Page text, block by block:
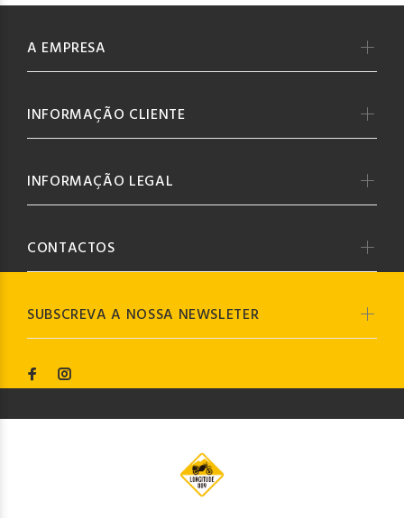
SUBSCREVA A NOSSA NEWSLETER
A EMPRESA
INFORMAÇÃO CLIENTE
INFORMAÇÃO LEGAL
CONTACTOS